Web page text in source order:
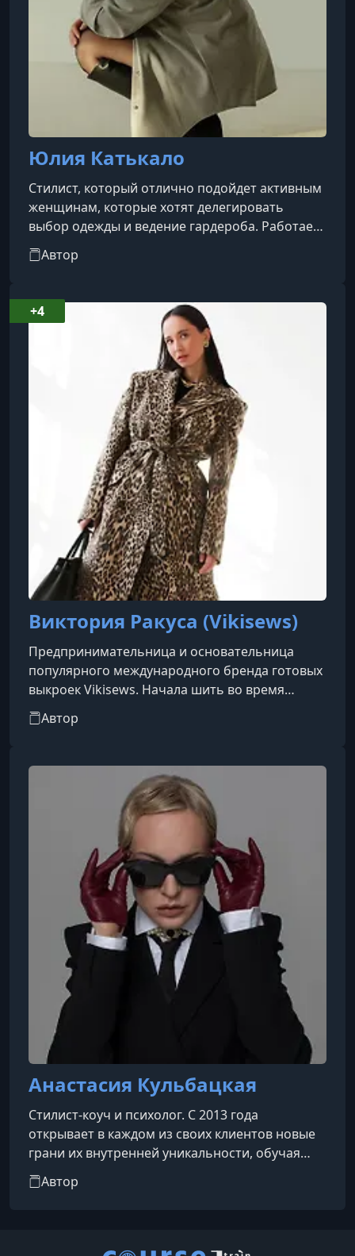
Юлия Катькало
Cтилист, который отлично подойдет активным
женщинам, которые хотят делегировать
выбор одежды и ведение гардероба. Работает
в быстром темпе, не погружая вас в огромное
количество деталей, которые делают ее работу
ваше время, поэтому 80% работы выполняет
без вашего участия, чтобы вы насладились
результатом в спокойной обстановке и без
спешки. Если вы ждете глубокого
образовательного процесса от разбора или
Автор
Виктория Ракуса (Vikisews)
Предпринимательница и основательница
популярного международного бренда готовых
выкроек Vikisews. Начала шить во время
декрета, не имея профильного образования, и
превратила хобби в глобальный проект. Вошла
30» в категории «Мода и дизайн». Руководит
командой (более 60 сотрудников), развивает
онлайн-школу шитья и магазин тканей.
Автор
+4
Анастасия Кульбацкая
Стилист-коуч и психолог. С 2013 года
открывает в каждом из своих клиентов новые
грани их внутренней уникальности, обучая
выражать это через стиль и личный бренд
каждого человека.
Автор